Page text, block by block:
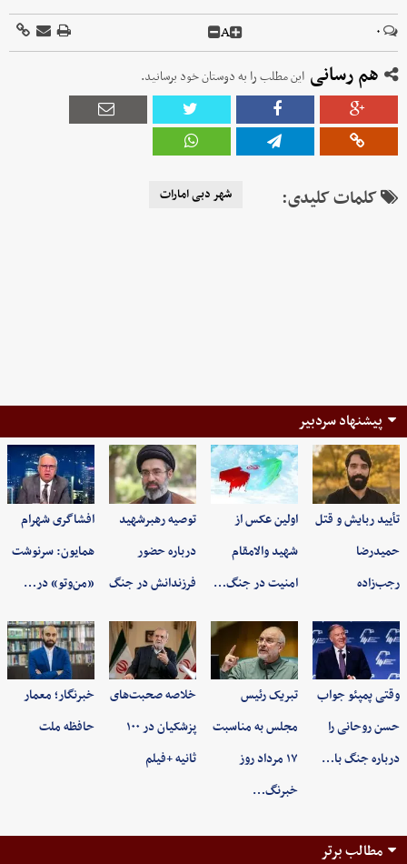
۰ A
هم رسانی این مطلب را به دوستان خود برسانید.
کلمات کلیدی: شهر دبی امارات
پیشنهاد سردبیر
تأیید ربایش و قتل
حمیدرضا
رجب‌زاده
اولین عکس از
شهید والامقام
امنیت در جنگ…
توصیه رهبرشهید
درباره حضور
فرزندانش در جنگ
افشاگری شهرام
همایون: سرنوشت
«من‌وتو» در…
وقتی پمپئو جواب
حسن روحانی را
درباره جنگ با…
تبریک رئیس
مجلس به مناسبت
۱۷ مرداد روز
خبرنگ…
خلاصه صحبت‌های
پزشکیان در ۱۰۰
ثانیه +فیلم
خبرنگار؛ معمار
حافظه ملت
مطالب برتر